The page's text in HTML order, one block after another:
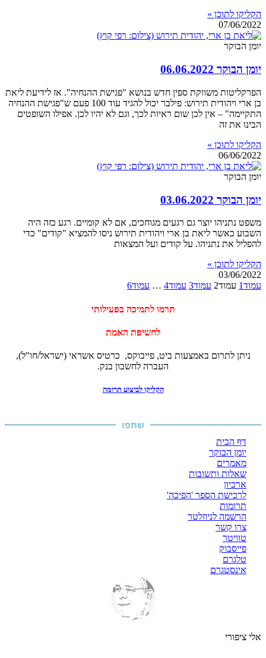
הקליקו לתוכן »
07/06/2022
יומן הבוקר
יומן הבוקר 06.06.2022
הפרקליטות משווקת ספין חדש בנושא "פגישת ההנחיה". אז לידיעת ליאת
בן ארי ויהודית תירוש: פילבר יכול להגיד עוד 100 פעם ש"פגישת ההנחיה
התקיימה" – אין לכן שום ראיות לכך, וגם לא יהיו לכן. אפילו השופטים
הבינו את זה
הקליקו לתוכן »
06/06/2022
יומן הבוקר
יומן הבוקר 03.06.2022
משפט נתניהו יוצר גם רגעים מגוחכים, אם לא קומיים. רגע כזה היה
השבוע כאשר ליאת בן ארי ויהודית תירוש ניסו להמציא "קודים" כדי
להפליל את נתניהו. על קודים ועל המצאות
הקליקו לתוכן »
03/06/2022
עמוד1 עמוד2 עמוד3 עמוד4
… עמוד6
‏תרמו לתמיכה בפעילותי
לחשיפת האמת
ניתן לתרום באמצעות ביט, פייבוקס, כרטיס אשראי (ישראל/חו"ל),
העברה לחשבון בנק.
הקליקו לביצוע תרומה
שתפו
דף הבית
יומן הבוקר
מאמרים
שאלות ותשובות
ארכיון
לרכישת הספר 'הפיכה'
תרומות
הרשמה לניוזלטר
צרו קשר
טוויטר
פייסבוק
טלגרם
אינסטגרם
אלי ציפורי